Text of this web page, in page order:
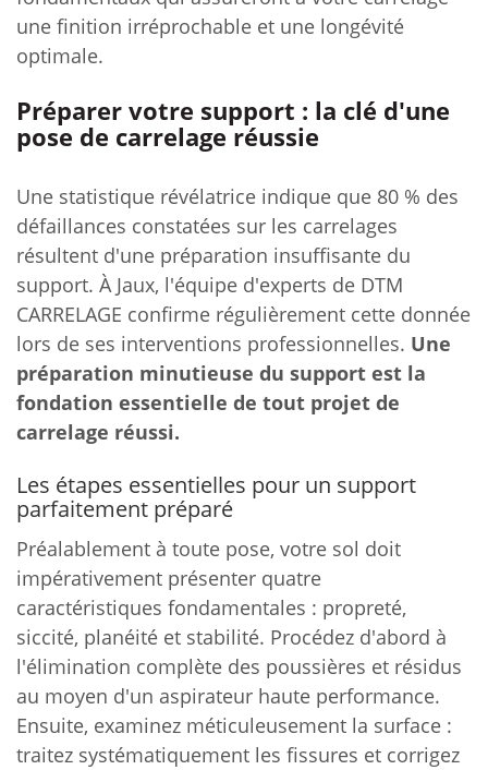
une finition irréprochable et une longévité
optimale.
Préparer votre support : la clé d'une
pose de carrelage réussie
Une statistique révélatrice indique que 80 % des
défaillances constatées sur les carrelages
résultent d'une préparation insuffisante du
support. À Jaux, l'équipe d'experts de DTM
CARRELAGE confirme régulièrement cette donnée
lors de ses interventions professionnelles. Une
préparation minutieuse du support est la
fondation essentielle de tout projet de
carrelage réussi.
Les étapes essentielles pour un support
parfaitement préparé
Préalablement à toute pose, votre sol doit
impérativement présenter quatre
caractéristiques fondamentales : propreté,
siccité, planéité et stabilité. Procédez d'abord à
l'élimination complète des poussières et résidus
au moyen d'un aspirateur haute performance.
Ensuite, examinez méticuleusement la surface :
traitez systématiquement les fissures et corrigez